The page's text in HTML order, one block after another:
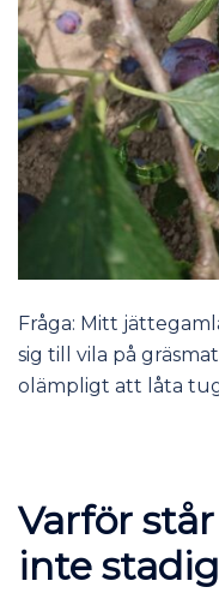
Fråga: Mitt
sig till vila på
olämpligt att låta
Varför
inte